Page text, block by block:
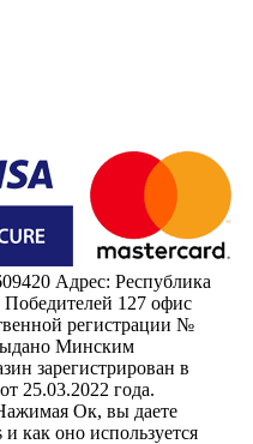
Адрес: Республика
127 офис
регистрации №
Минским
зарегистрирован в
25.03.2022 года.
Ок, вы даете
как оно используется